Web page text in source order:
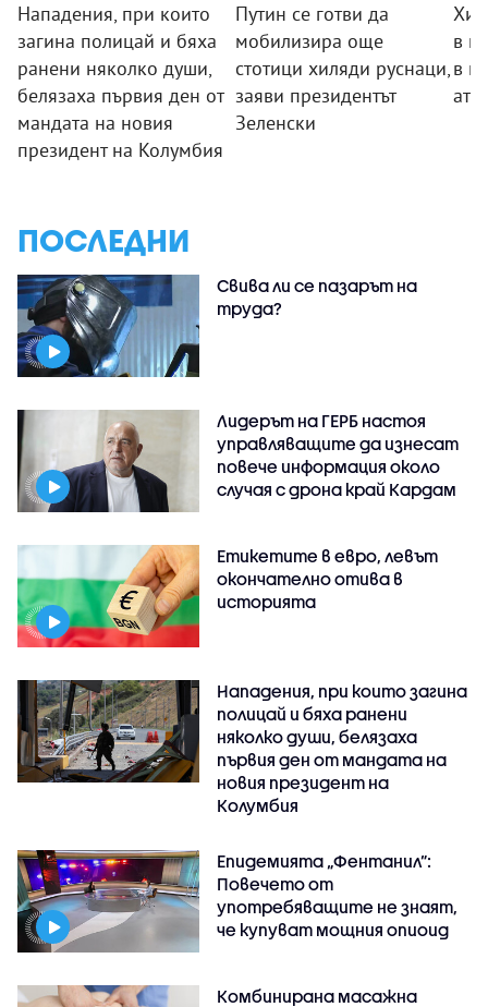
Нападения, при които
загина полицай и бяха
ранени няколко души,
белязаха първия ден от
мандата на новия
президент на Колумбия
Путин се готви да
мобилизира още
стотици хиляди руснаци,
заяви президентът
Зеленски
в
в
ПОСЛЕДНИ
Свива ли се пазарът на
труда?
Лидерът на ГЕРБ настоя
управляващите да изнесат
повече информация около
случая с дрона край Кардам
Етикетите в евро, левът
окончателно отива в
историята
Нападения, при които загина
полицай и бяха ранени
няколко души, белязаха
първия ден от мандата на
новия президент на
Колумбия
Епидемията „Фентанил”:
Повечето от
употребяващите не знаят,
че купуват мощния опиоид
Комбинирана масажна